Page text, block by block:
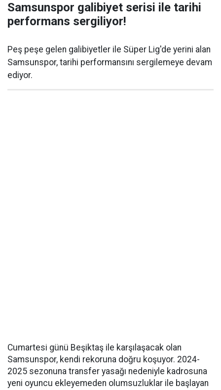
Samsunspor galibiyet serisi ile tarihi
performans sergiliyor!
Peş peşe gelen galibiyetler ile Süper Lig'de yerini alan
Samsunspor, tarihi performansını sergilemeye devam
ediyor.
Cumartesi günü Beşiktaş ile karşılaşacak olan
Samsunspor, kendi rekoruna doğru koşuyor. 2024-
2025 sezonuna transfer yasağı nedeniyle kadrosuna
yeni oyuncu ekleyemeden olumsuzluklar ile başlayan